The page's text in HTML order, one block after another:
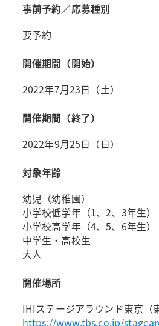
事前予約／応募種別
要予約
開催期間（開始）
2022年7月23日（土）
開催期間（終了）
2022年9月25日（日）
対象年齢
幼児（幼稚園）
小学校低学年（1、2、3年生）
小学校高学年（4、5、6年生）
中学生・高校生
大人
開催場所
IHIステージアラウンド東京（
https://www.tbs.co.jp/